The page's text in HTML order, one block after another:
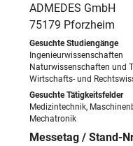
ADMEDES GmbH
75179 Pforzheim
Ingenieurwissenschaften
Naturwissenschaften und
Wirtschafts- und
Medizintechnik,
Mechatronik